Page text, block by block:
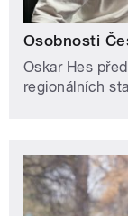
Osobnosti
Oskar Hes
regionálních